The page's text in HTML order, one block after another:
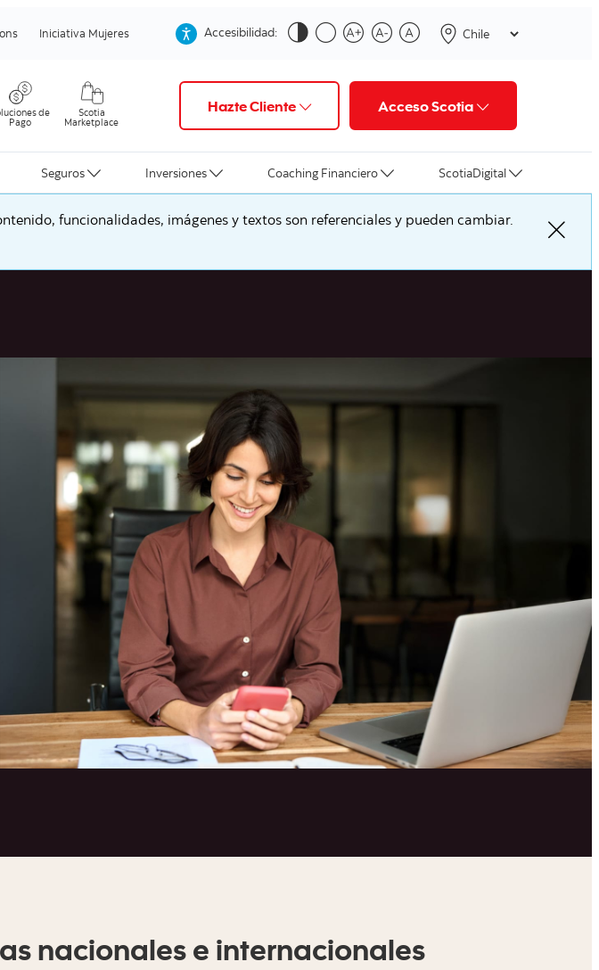
Iniciativa Mujeres Accesibilidad:
de
Pago
Scotia
Marketplace
Hazte Cliente Acceso Scotia
Seguros Inversiones Coaching Financiero ScotiaDigital
funcionalidades, imágenes y textos son referenciales y pueden cambiar.
nacionales e internacionales​